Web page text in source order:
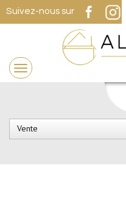
Suivez-nous sur
Vente